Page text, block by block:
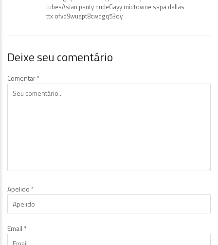
tubesAsian psnty nudeGayy midtowne sspa dallas
ttx ofvd9wuapt8cwdgq53oy
Deixe seu comentário
Comentar*
Apelido *
Email *